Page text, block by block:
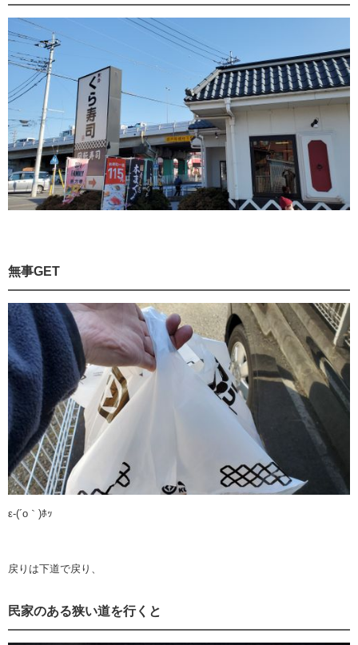
無事GET
ε-(´o｀)ﾎｯ
戻りは下道で戻り、
民家のある狭い道を行くと